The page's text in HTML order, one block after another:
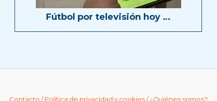
Fútbol por televisión hoy …
Contacto /Política de privacidad y cookies/¿Quiénes somos?